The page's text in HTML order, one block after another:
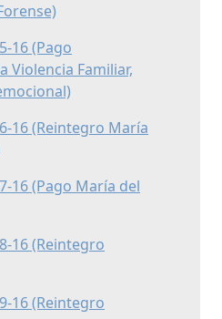
16 (Pago
Violencia Familiar,
16 (Reintegro María
16 (Pago María del
16 (Reintegro
16 (Reintegro